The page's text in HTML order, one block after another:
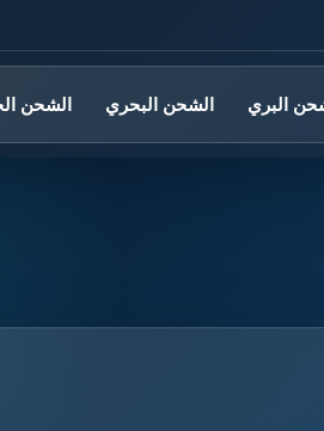
البري الشحن البحري الشحن